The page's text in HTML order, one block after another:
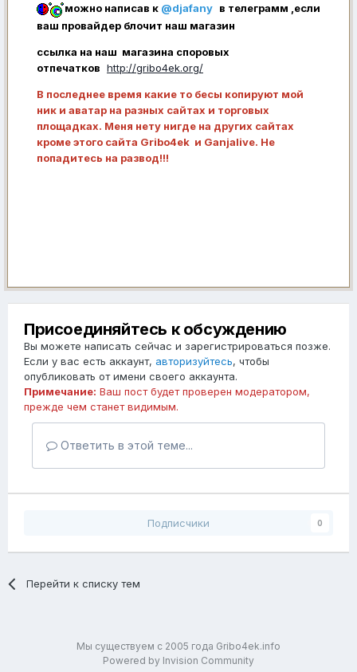
можно написав к @djafany в телеграмм ,если
ваш провайдер блочит наш магазин
ссылка на наш магазина споровых
отпечатков http://gribo4ek.org/
В последнее время какие то бесы копируют мой
ник и аватар на разных сайтах и торговых
площадках. Меня нету нигде на других сайтах
кроме этого сайта Gribo4ek и Ganjalive. Не
попадитесь на развод!!!
Присоединяйтесь к обсуждению
Вы можете написать сейчас и зарегистрироваться позже.
Если у вас есть аккаунт, авторизуйтесь, чтобы
опубликовать от имени своего аккаунта.
Примечание: Ваш пост будет проверен модератором,
прежде чем станет видимым.
Ответить в этой теме...
Подписчики 0
Перейти к списку тем
Мы существуем с 2005 года Gribo4ek.info
Powered by Invision Community